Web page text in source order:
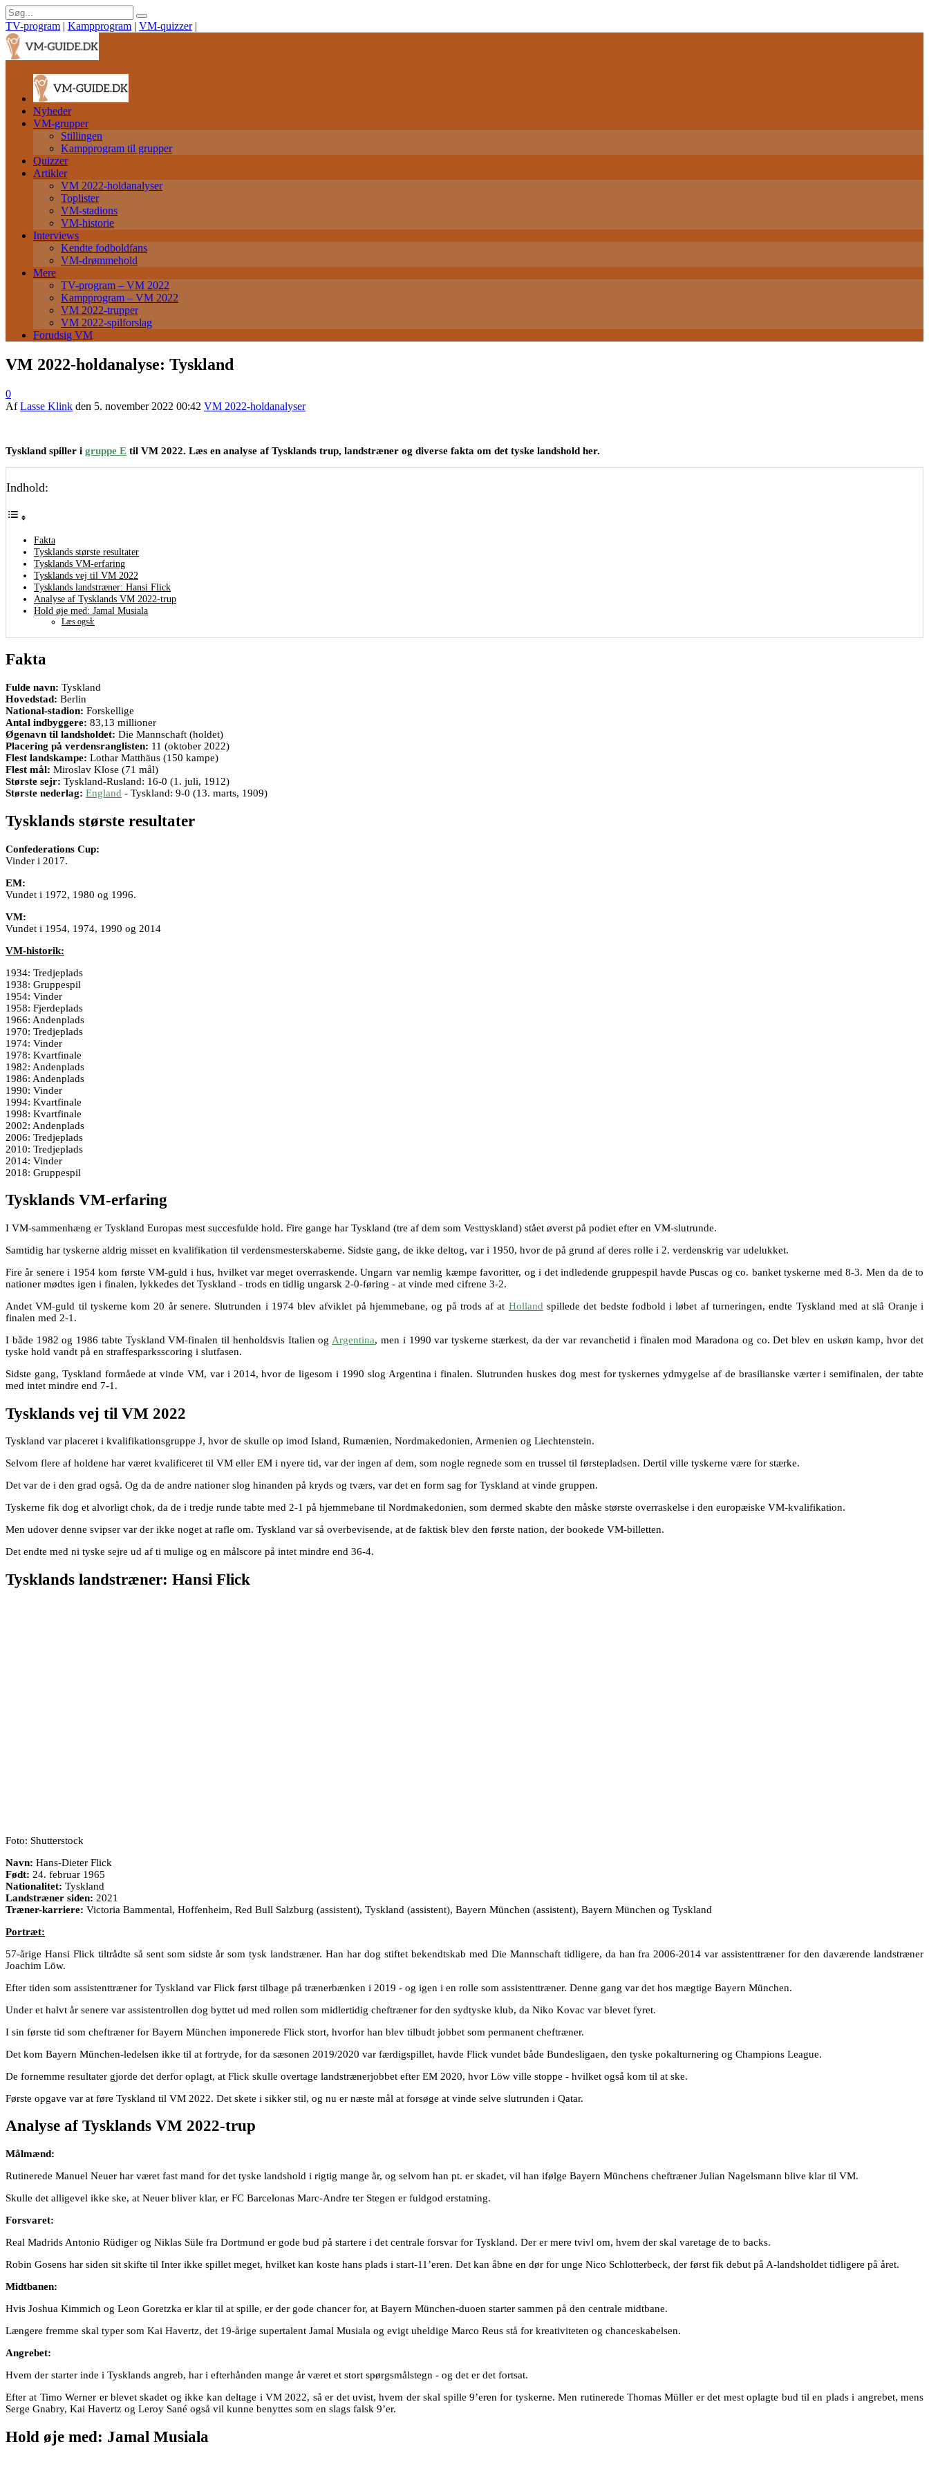
TV-program | Kampprogram | VM-quizzer |
Nyheder
VM-grupper
Stillingen
Kampprogram til grupper
Quizzer
Artikler
VM 2022-holdanalyser
Toplister
VM-stadions
VM-historie
Interviews
Kendte fodboldfans
VM-drømmehold
Mere
TV-program – VM 2022
Kampprogram – VM 2022
VM 2022-trupper
VM 2022-spilforslag
Forudsig VM
VM 2022-holdanalyse: Tyskland
0
AfLasse Klink den 5. november 2022 00:42 VM 2022-holdanalyser
Tyskland spiller i gruppe E til VM 2022. Læs en analyse af Tysklands trup, landstræner og diverse fakta om det tyske landshold her.
Indhold:
Fakta
Tysklands største resultater
Tysklands VM-erfaring
Tysklands vej til VM 2022
Tysklands landstræner: Hansi Flick
Analyse af Tysklands VM 2022-trup
Hold øje med: Jamal Musiala
Læs også:
Fakta
Fulde navn: Tyskland
Hovedstad: Berlin
National-stadion: Forskellige
Antal indbyggere: 83,13 millioner
Øgenavn til landsholdet: Die Mannschaft (holdet)
Placering på verdensranglisten: 11 (oktober 2022)
Flest landskampe: Lothar Matthäus (150 kampe)
Flest mål: Miroslav Klose (71 mål)
Største sejr: Tyskland-Rusland: 16-0 (1. juli, 1912)
Største nederlag: England - Tyskland: 9-0 (13. marts, 1909)
Tysklands største resultater
Confederations Cup:
Vinder i 2017.
EM:
Vundet i 1972, 1980 og 1996.
VM:
Vundet i 1954, 1974, 1990 og 2014
VM-historik:
1934: Tredjeplads
1938: Gruppespil
1954: Vinder
1958: Fjerdeplads
1966: Andenplads
1970: Tredjeplads
1974: Vinder
1978: Kvartfinale
1982: Andenplads
1986: Andenplads
1990: Vinder
1994: Kvartfinale
1998: Kvartfinale
2002: Andenplads
2006: Tredjeplads
2010: Tredjeplads
2014: Vinder
2018: Gruppespil
Tysklands VM-erfaring
I VM-sammenhæng er Tyskland Europas mest succesfulde hold. Fire gange har Tyskland (tre af dem som Vesttyskland) stået øverst på podiet efter en VM-slutrunde.
Samtidig har tyskerne aldrig misset en kvalifikation til verdensmesterskaberne. Sidste gang, de ikke deltog, var i 1950, hvor de på grund af deres rolle i 2. verdenskrig var udelukket.
Fire år senere i 1954 kom første VM-guld i hus, hvilket var meget overraskende. Ungarn var nemlig kæmpe favoritter, og i det indledende gruppespil havde Puscas og co. banket tyskerne med 8-3. Men da de to
nationer mødtes igen i finalen, lykkedes det Tyskland - trods en tidlig ungarsk 2-0-føring - at vinde med cifrene 3-2.
Andet VM-guld til tyskerne kom 20 år senere. Slutrunden i 1974 blev afviklet på hjemmebane, og på trods af at Holland spillede det bedste fodbold i løbet af turneringen, endte Tyskland med at slå Oranje i
finalen med 2-1.
I både 1982 og 1986 tabte Tyskland VM-finalen til henholdsvis Italien og Argentina, men i 1990 var tyskerne stærkest, da der var revanchetid i finalen mod Maradona og co. Det blev en uskøn kamp, hvor det
tyske hold vandt på en straffesparksscoring i slutfasen.
Sidste gang, Tyskland formåede at vinde VM, var i 2014, hvor de ligesom i 1990 slog Argentina i finalen. Slutrunden huskes dog mest for tyskernes ydmygelse af de brasilianske værter i semifinalen, der tabte
med intet mindre end 7-1.
Tysklands vej til VM 2022
Tyskland var placeret i kvalifikationsgruppe J, hvor de skulle op imod Island, Rumænien, Nordmakedonien, Armenien og Liechtenstein.
Selvom flere af holdene har været kvalificeret til VM eller EM i nyere tid, var der ingen af dem, som nogle regnede som en trussel til førstepladsen. Dertil ville tyskerne være for stærke.
Det var de i den grad også. Og da de andre nationer slog hinanden på kryds og tværs, var det en form sag for Tyskland at vinde gruppen.
Tyskerne fik dog et alvorligt chok, da de i tredje runde tabte med 2-1 på hjemmebane til Nordmakedonien, som dermed skabte den måske største overraskelse i den europæiske VM-kvalifikation.
Men udover denne svipser var der ikke noget at rafle om. Tyskland var så overbevisende, at de faktisk blev den første nation, der bookede VM-billetten.
Det endte med ni tyske sejre ud af ti mulige og en målscore på intet mindre end 36-4.
Tysklands landstræner: Hansi Flick
Foto: Shutterstock
Navn: Hans-Dieter Flick
Født: 24. februar 1965
Nationalitet: Tyskland
Landstræner siden: 2021
Træner-karriere: Victoria Bammental, Hoffenheim, Red Bull Salzburg (assistent), Tyskland (assistent), Bayern München (assistent), Bayern München og Tyskland
Portræt:
57-årige Hansi Flick tiltrådte så sent som sidste år som tysk landstræner. Han har dog stiftet bekendtskab med Die Mannschaft tidligere, da han fra 2006-2014 var assistenttræner for den daværende landstræner
Joachim Löw.
Efter tiden som assistenttræner for Tyskland var Flick først tilbage på trænerbænken i 2019 - og igen i en rolle som assistenttræner. Denne gang var det hos mægtige Bayern München.
Under et halvt år senere var assistentrollen dog byttet ud med rollen som midlertidig cheftræner for den sydtyske klub, da Niko Kovac var blevet fyret.
I sin første tid som cheftræner for Bayern München imponerede Flick stort, hvorfor han blev tilbudt jobbet som permanent cheftræner.
Det kom Bayern München-ledelsen ikke til at fortryde, for da sæsonen 2019/2020 var færdigspillet, havde Flick vundet både Bundesligaen, den tyske pokalturnering og Champions League.
De fornemme resultater gjorde det derfor oplagt, at Flick skulle overtage landstrænerjobbet efter EM 2020, hvor Löw ville stoppe - hvilket også kom til at ske.
Første opgave var at føre Tyskland til VM 2022. Det skete i sikker stil, og nu er næste mål at forsøge at vinde selve slutrunden i Qatar.
Analyse af Tysklands VM 2022-trup
Målmænd:
Rutinerede Manuel Neuer har været fast mand for det tyske landshold i rigtig mange år, og selvom han pt. er skadet, vil han ifølge Bayern Münchens cheftræner Julian Nagelsmann blive klar til VM.
Skulle det alligevel ikke ske, at Neuer bliver klar, er FC Barcelonas Marc-Andre ter Stegen er fuldgod erstatning.
Forsvaret:
Real Madrids Antonio Rüdiger og Niklas Süle fra Dortmund er gode bud på startere i det centrale forsvar for Tyskland. Der er mere tvivl om, hvem der skal varetage de to backs.
Robin Gosens har siden sit skifte til Inter ikke spillet meget, hvilket kan koste hans plads i start-11’eren. Det kan åbne en dør for unge Nico Schlotterbeck, der først fik debut på A-landsholdet tidligere på året.
Midtbanen:
Hvis Joshua Kimmich og Leon Goretzka er klar til at spille, er der gode chancer for, at Bayern München-duoen starter sammen på den centrale midtbane.
Længere fremme skal typer som Kai Havertz, det 19-årige supertalent Jamal Musiala og evigt uheldige Marco Reus stå for kreativiteten og chanceskabelsen.
Angrebet:
Hvem der starter inde i Tysklands angreb, har i efterhånden mange år været et stort spørgsmålstegn - og det er det fortsat.
Efter at Timo Werner er blevet skadet og ikke kan deltage i VM 2022, så er det uvist, hvem der skal spille 9’eren for tyskerne. Men rutinerede Thomas Müller er det mest oplagte bud til en plads i angrebet, mens
Serge Gnabry, Kai Havertz og Leroy Sané også vil kunne benyttes som en slags falsk 9’er.
Hold øje med: Jamal Musiala